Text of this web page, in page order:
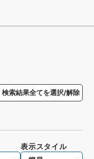
検索結果全てを選択/解除
表示スタイル